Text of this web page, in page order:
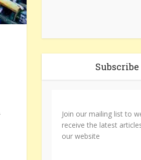
Subscribe
Join our mailing list to
receive the latest
our website